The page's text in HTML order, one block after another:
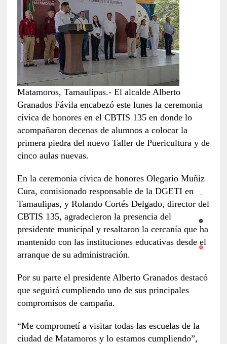
Matamoros, Tamaulipas.- El alcalde Alberto
Granados Fávila encabezó este lunes la ceremonia
cívica de honores en el CBTIS 135 en donde lo
acompañaron decenas de alumnos a colocar la
primera piedra del nuevo Taller de Puericultura y de
cinco aulas nuevas.
En la ceremonia cívica de honores Olegario Muñiz
Cura, comisionado responsable de la DGETI en
Tamaulipas, y Rolando Cortés Delgado, director del
CBTIS 135, agradecieron la presencia del
presidente municipal y resaltaron la cercanía que ha
mantenido con las instituciones educativas desde el
arranque de su administración.
Por su parte el presidente Alberto Granados destacó
que seguirá cumpliendo uno de sus principales
compromisos de campaña.
“Me comprometí a visitar todas las escuelas de la
ciudad de Matamoros y lo estamos cumpliendo”,